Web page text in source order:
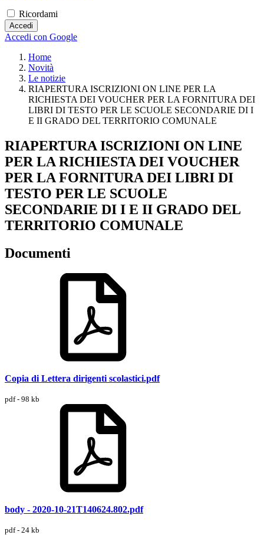
Ricordami
Accedi
Accedi con Google
Home
Novità
Le notizie
RIAPERTURA ISCRIZIONI ON LINE PER LA
RICHIESTA DEI VOUCHER PER LA FORNITURA DEI
LIBRI DI TESTO PER LE SCUOLE SECONDARIE DI I
E II GRADO DEL TERRITORIO COMUNALE
RIAPERTURA ISCRIZIONI ON LINE
PER LA RICHIESTA DEI VOUCHER
PER LA FORNITURA DEI LIBRI DI
TESTO PER LE SCUOLE
SECONDARIE DI I E II GRADO DEL
TERRITORIO COMUNALE
Documenti
Copia di Lettera dirigenti scolastici.pdf
pdf - 98 kb
body - 2020-10-21T140624.802.pdf
pdf - 24 kb